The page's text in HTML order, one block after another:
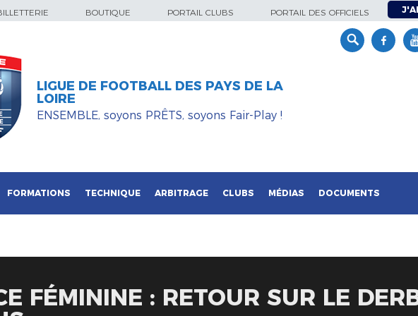
BOUTIQUE PORTAIL CLUBS PORTAIL DES OFFICIELS
LIGUE DE FOOTBALL DES PAYS DE LA
LOIRE
ENSEMBLE, soyons PRÊTS, soyons Fair-Play !
FORMATIONS TECHNIQUE ARBITRAGE CLUBS MÉDIAS DOCUMENTS
FÉMININE : RETOUR SUR LE